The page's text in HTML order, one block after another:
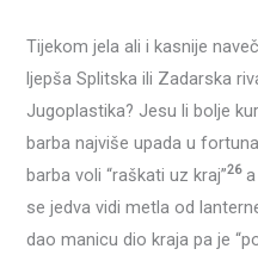
Tijekom jela ali i kasnije
ljepša Splitska ili Zadarska
Jugoplastika? Jesu li bolje
barba najviše upada u
barba voli “raškati uz kraj”26a
se jedva vidi metla od
dao manicu dio kraja pa je